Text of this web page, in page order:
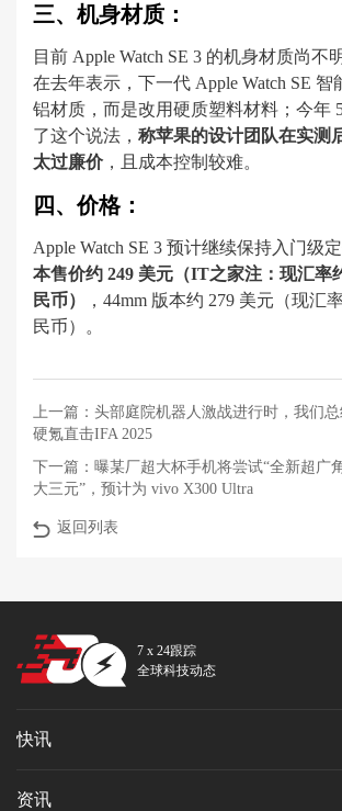
三、机身材质：
目前 Apple Watch SE 3 的机身材质尚不
在去年表示，下一代 Apple Watch SE 智
铝材质，而是改用硬质塑料材料；今年
了这个说法， 称苹果的设计团队在实测
太过廉价，且成本控制较难。
四、价格：
Apple Watch SE 3 预计继续保持入门级
本售价约 249 美元（IT之家注：现汇率
民币）
，44mm 版本约 279 美元（现汇
民币）。
上一篇： 头部庭院机器人激战进行时，我们总
硬氪直击IFA 2025
下一篇： 曝某厂超大杯手机将尝试“全新超广
大三元”，预计为 vivo X300 Ultra
返回列表
7 x 24跟踪
全球科技动态
快讯
资讯